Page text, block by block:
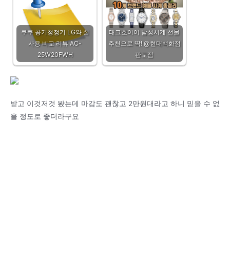
쿠쿠 공기청정기 LG와 실
사용 비교 리뷰 AC-
25W20FWH
태그호이어 남성시계 선물
추천으로 딱! @현대백화점
판교점
받고 이것저것 봤는데 마감도 괜찮고 2만원대라고 하니 믿을 수 없
을 정도로 좋더라구요